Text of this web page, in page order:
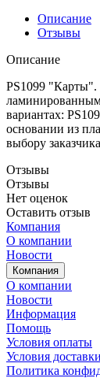
Описание
Отзывы
Описание
PS1099 "Карты".
вариантах:
основании из
выбору
Отзывы
Отзывы
Нет оценок
Оставить отзыв
Компания
О компании
Новости
Компания
О компании
Новости
Информация
Помощь
Условия оплаты
Условия доставки
Политика